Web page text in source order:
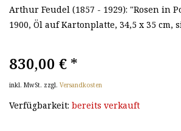
Arthur Feudel (1857 - 1929): "Rosen in
1900, Öl auf Kartonplatte, 34,5 x 35 cm,
830,00 € *
inkl. MwSt. zzgl. Versandkosten
Verfügbarkeit: bereits verkauft